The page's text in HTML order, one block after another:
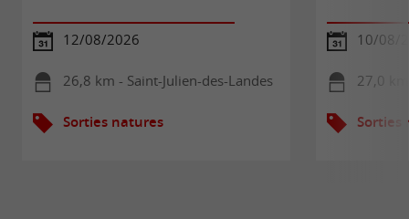
12/08/2026
26,8 km - Saint-Julien-des-Landes
Sorties natures
10/08/
27,0
Sorties